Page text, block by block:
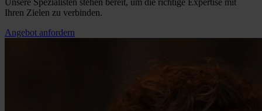
Unsere Spezialisten stehen bereit, um die richtige Expertise mit
Ihren Zielen zu verbinden.
Angebot anfordern